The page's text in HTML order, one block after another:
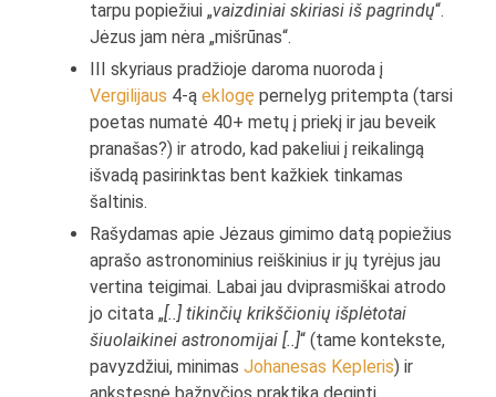
tarpu popiežiui „vaizdiniai skiriasi iš pagrindų“.
Jėzus jam nėra „mišrūnas“.
III skyriaus pradžioje daroma nuoroda į
Vergilijaus 4-ąeklogę pernelyg pritempta (tarsi
poetas numatė 40+ metų į priekį ir jau beveik
pranašas?) ir atrodo, kad pakeliui į reikalingą
išvadą pasirinktas bent kažkiek tinkamas
šaltinis.
Rašydamas apie Jėzaus gimimo datą popiežius
aprašo astronominius reiškinius ir jų tyrėjus jau
vertina teigimai. Labai jau dviprasmiškai atrodo
jo citata „[..] tikinčių krikščionių išplėtotai
šiuolaikinei astronomijai [..]“ (tame kontekste,
pavyzdžiui, minimasJohanesas Kepleris) ir
ankstesnė bažnyčios praktika deginti